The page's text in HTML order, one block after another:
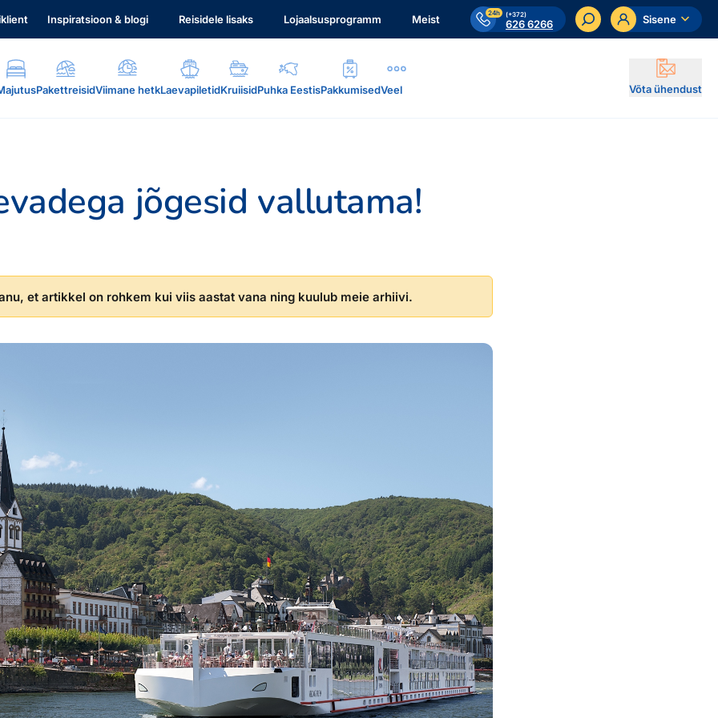
Inspiratsioon & blogi Reisidele lisaks Lojaalsusprogramm Meist 24h (+372)
626 6266 Sisene
PakettreisidViimane hetkLaevapiletidKruiisidPuhka EestisPakkumisedVeel Võta ühendust
jõgesid vallutama!
et artikkel on rohkem kui viis aastat vana ning kuulub meie arhiivi.